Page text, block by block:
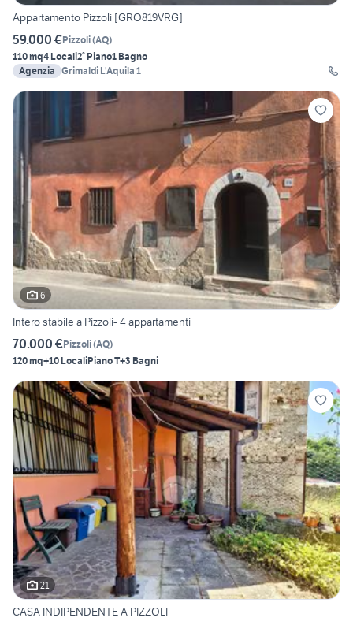
Appartamento Pizzoli [GRO819VRG]
59.000 €Pizzoli(AQ)
110 mq4 Locali2° Piano1 Bagno
Agenzia Grimaldi L'Aquila 1
6
Intero stabile a Pizzoli- 4 appartamenti
70.000 €Pizzoli(AQ)
120 mq+10 LocaliPiano T+3 Bagni
21
CASA INDIPENDENTE A PIZZOLI